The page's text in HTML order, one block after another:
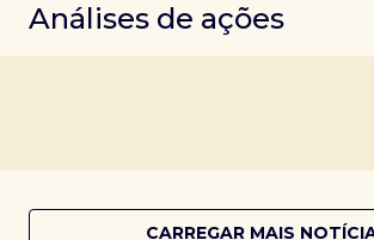
Análises de ações
CARREGAR MAIS